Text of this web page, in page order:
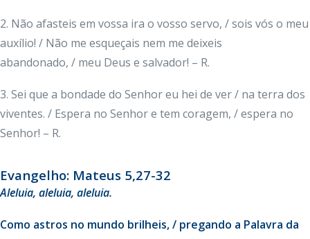
2. Não afasteis em vossa ira o vosso servo, / sois vós o meu
auxílio! / Não me esqueçais nem me deixeis
abandonado, / meu Deus e salvador! – R.
3. Sei que a bondade do Senhor eu hei de ver / na terra dos
viventes. / Espera no Senhor e tem coragem, / espera no
Senhor! – R.
Evangelho: Mateus 5,27-32
Aleluia, aleluia, aleluia.
Como astros no mundo brilheis, / pregando a Palavra da